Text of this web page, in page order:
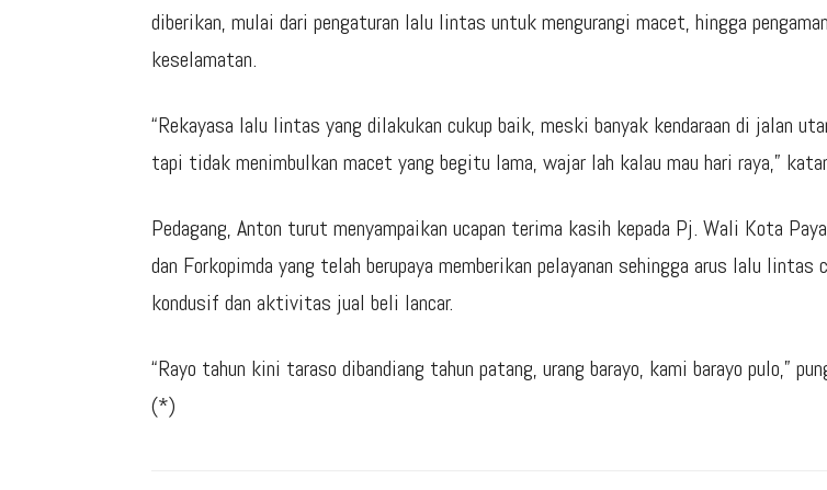
diberikan, mulai dari pengaturan lalu lintas untuk mengurangi macet, hingga
keselamatan.
“Rekayasa lalu lintas yang dilakukan cukup baik, meski banyak kendaraan di jalan
tapi tidak menimbulkan macet yang begitu lama, wajar lah kalau mau hari raya,”
Pedagang, Anton turut menyampaikan ucapan terima kasih kepada Pj. Wali Kota
dan Forkopimda yang telah berupaya memberikan pelayanan sehingga arus lalu lintas
kondusif dan aktivitas jual beli lancar.
“Rayo tahun kini taraso dibandiang tahun patang, urang barayo, kami barayo pulo,”
(*)